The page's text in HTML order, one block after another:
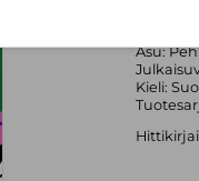
Asu:
Kieli: